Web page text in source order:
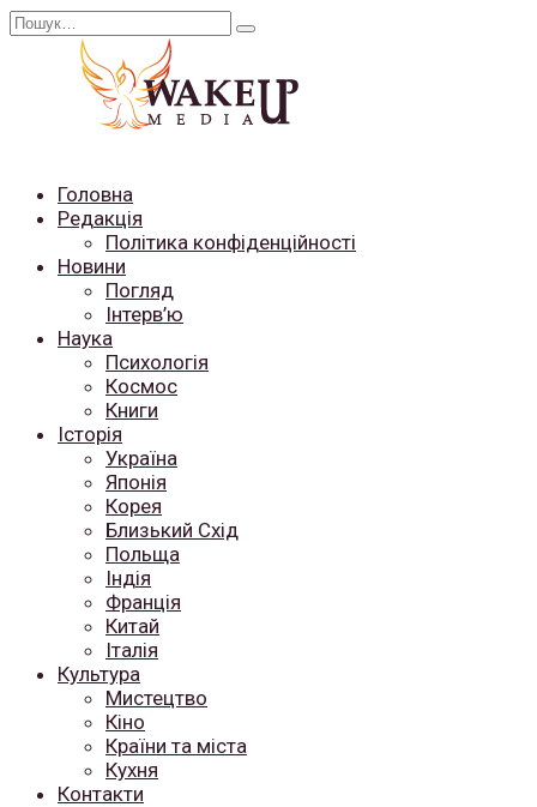
Перейти
Search
Головна
Редакція
Політика конфіденційності
Новини
Погляд
Інтерв’ю
Наука
Психологія
Космос
Книги
Історія
Україна
Японія
Корея
Близький Схід
Польща
Індія
Франція
Китай
Італія
Культура
Мистецтво
Кіно
Країни та міста
Кухня
Контакти